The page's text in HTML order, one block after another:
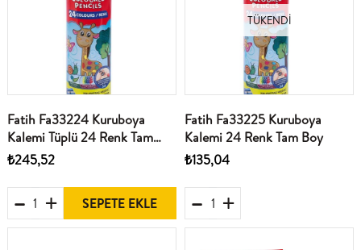
Fatih Fa33224 Kuruboya
Kalemi Tüplü 24 Renk Tam
Boy
₺245,52
SEPETE EKLE
TÜKENDI
Fatih Fa33225 Kuruboya
Kalemi 24 Renk Tam Boy
₺135,04